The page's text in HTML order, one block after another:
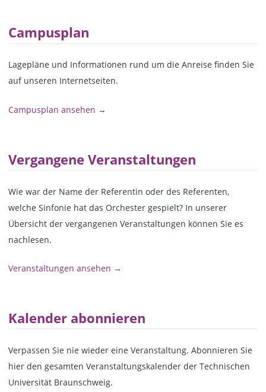
Campusplan
Lagepläne und Informationen rund um die Anreise finden Sie
auf unseren Internetseiten.
Campusplan ansehen →
Vergangene Veranstaltungen
Wie war der Name der Referentin oder des Referenten,
welche Sinfonie hat das Orchester gespielt? In unserer
Übersicht der vergangenen Veranstaltungen können Sie es
nachlesen.
Veranstaltungen ansehen →
Kalender abonnieren
Verpassen Sie nie wieder eine Veranstaltung. Abonnieren Sie
hier den gesamten Veranstaltungskalender der Technischen
Universität Braunschweig.